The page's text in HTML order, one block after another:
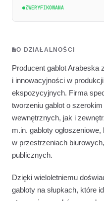
ZWERYFIKOWANA
O DZIAŁALNOŚCI
Producent gablot
i innowacyjności w
ekspozycyjnych. Firma
tworzeniu gablot o
wewnętrznych, jak i
m.in. gabloty
w przestrzeniach
publicznych.
Dzięki wieloletniemu
gabloty na słupkach, które